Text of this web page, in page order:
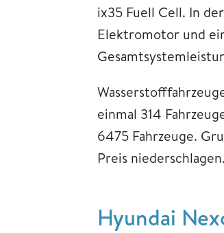
ix35 Fuell Cell. In
Elektromotor und
einmal 314
6475 Fahrzeuge.
Preis niederschlagen.
Hyundai